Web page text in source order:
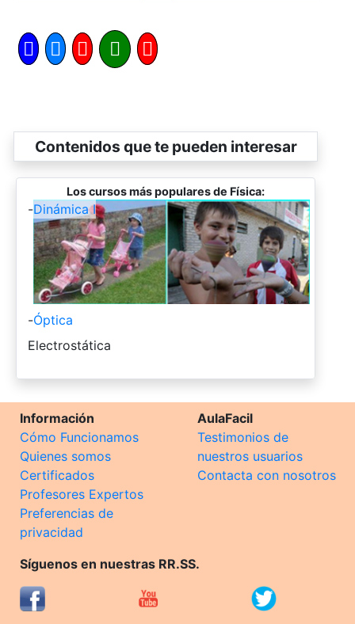
Contenidos que te pueden interesar
Los cursos más populares de Física:
-Dinámica I
-Óptica
-
Electrostática
Información
Cómo Funcionamos
Quienes somos
Certificados
Profesores Expertos
Preferencias de
privacidad
AulaFacil
Testimonios de
nuestros usuarios
Contacta con nosotros
Síguenos en nuestras RR.SS.